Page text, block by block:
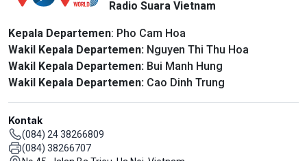
Radio Suara Vietnam
Kepala Departemen: Pho Cam Hoa
Wakil Kepala Departemen: Nguyen Thi Thu Hoa
Wakil Kepala Departemen: Bui Manh Hung
Wakil Kepala Departemen: Cao Dinh Trung
Kontak
(084) 24 38266809
(084) 38266707